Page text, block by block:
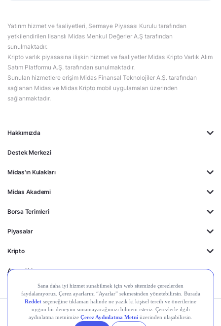
Hakkımızda
Destek Merkezi
Midas'ın Kulakları
Midas Akademi
Borsa Terimleri
Piyasalar
Kripto
Ayrıcalıklar
Yatırım hizmet ve faaliyetleri, Sermaye Piyasası Kurulu tarafından
yetkilendirilen lisanslı Midas Menkul Değerler A.Ş tarafından
sunulmaktadır.
Kripto varlık piyasasına ilişkin hizmet ve faaliyetler Midas Kripto Varlık Alım
Satım Platformu A.Ş. tarafından sunulmaktadır.
Sunulan hizmetlere erişim Midas Finansal Teknolojiler A.Ş. tarafından
sağlanan Midas ve Midas Kripto mobil uygulamaları üzerinden
sağlanmaktadır.
Kişisel Verilerin
Gizlilik
Yasal
Çerez